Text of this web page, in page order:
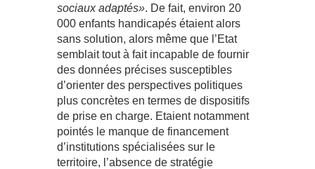
sociaux adaptés». De fait, environ 20
000 enfants handicapés étaient alors
sans solution, alors même que l’Etat
semblait tout à fait incapable de fournir
des données précises susceptibles
d’orienter des perspectives politiques
plus concrètes en termes de dispositifs
de prise en charge. Etaient notamment
pointés le manque de financement
d’institutions spécialisées sur le
territoire, l’absence de stratégie